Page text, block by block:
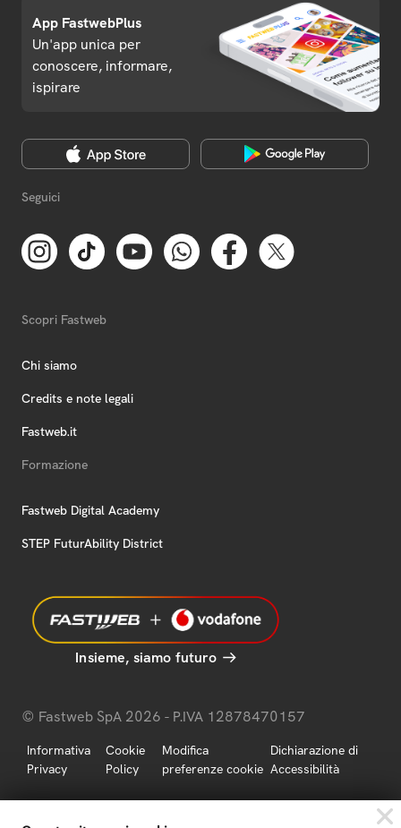
App FastwebPlus
Un'app unica per
conoscere, informare,
ispirare
Seguici
Scopri Fastweb
Chi siamo
Credits e note legali
Fastweb.it
Formazione
Fastweb Digital Academy
STEP FuturAbility District
Insieme, siamo futuro
© Fastweb SpA 2026 - P.IVA 12878470157
Informativa
Privacy
Cookie
Policy
Modifica
preferenze cookie
Dichiarazione di
Accessibilità